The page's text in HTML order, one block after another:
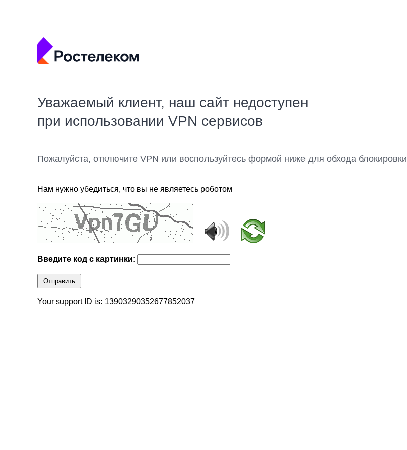
Уважаемый клиент, наш сайт недоступен
при использовании VPN сервисов
Пожалуйста, отключите VPN или воспользуйтесь формой ниже для обхода блокировки
Нам нужно убедиться, что вы не являетесь роботом
Введите код с картинки:
Отправить
Your support ID is: 13903290352677852037